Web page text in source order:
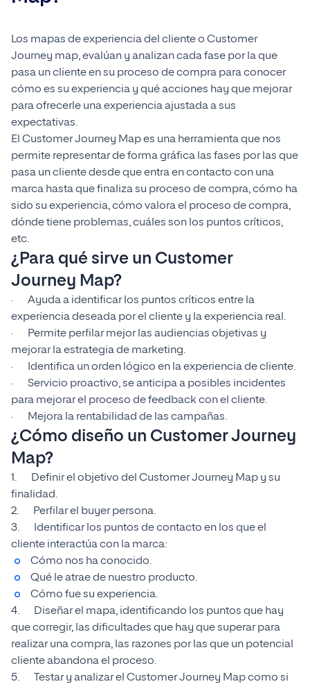
Los mapas de experiencia del cliente o Customer
Journey map, evalúan y analizan cada fase por la que
pasa un cliente en su proceso de compra para conocer
cómo es su experiencia y qué acciones hay que mejorar
para ofrecerle una experiencia ajustada a sus
expectativas.
El Customer Journey Map es una herramienta que nos
permite representar de forma gráfica las fases por las que
pasa un cliente desde que entra en contacto con una
marca hasta que finaliza su proceso de compra, cómo ha
sido su experiencia, cómo valora el proceso de compra,
dónde tiene problemas, cuáles son los puntos críticos,
etc.
¿Para qué sirve un Customer
Journey Map?
· Ayuda a identificar los puntos críticos entre la
experiencia deseada por el cliente y la experiencia real.
· Permite perfilar mejor las audiencias objetivas y
mejorar la estrategia de marketing.
· Identifica un orden lógico en la experiencia de cliente.
· Servicio proactivo, se anticipa a posibles incidentes
para mejorar el proceso de feedback con el cliente.
· Mejora la rentabilidad de las campañas.
¿Cómo diseño un Customer Journey
Map?
1. Definir el objetivo del Customer Journey Map y su
finalidad.
2. Perfilar el buyer persona.
3. Identificar los puntos de contacto en los que el
cliente interactúa con la marca:
Cómo nos ha conocido.
Qué le atrae de nuestro producto.
Cómo fue su experiencia.
4. Diseñar el mapa, identificando los puntos que hay
que corregir, las dificultades que hay que superar para
realizar una compra, las razones por las que un potencial
cliente abandona el proceso.
5. Testar y analizar el Customer Journey Map como si